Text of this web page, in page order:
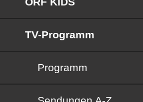
TV-Programm
Programm